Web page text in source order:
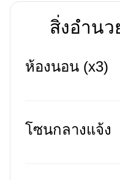
สิ่งอำน
ห้องนอน (x3)
โซนกลางแจ้ง